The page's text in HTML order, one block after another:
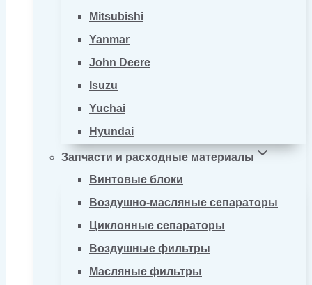
Mitsubishi
Yanmar
John Deere
Isuzu
Yuchai
Hyundai
Запчасти и расходные материалы
Винтовые блоки
Воздушно-масляные сепараторы
Циклонные сепараторы
Воздушные фильтры
Масляные фильтры